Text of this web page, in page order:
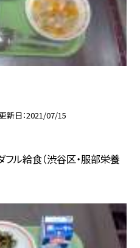
新日 2021/07/15
ル給食（渋谷区・服部栄養